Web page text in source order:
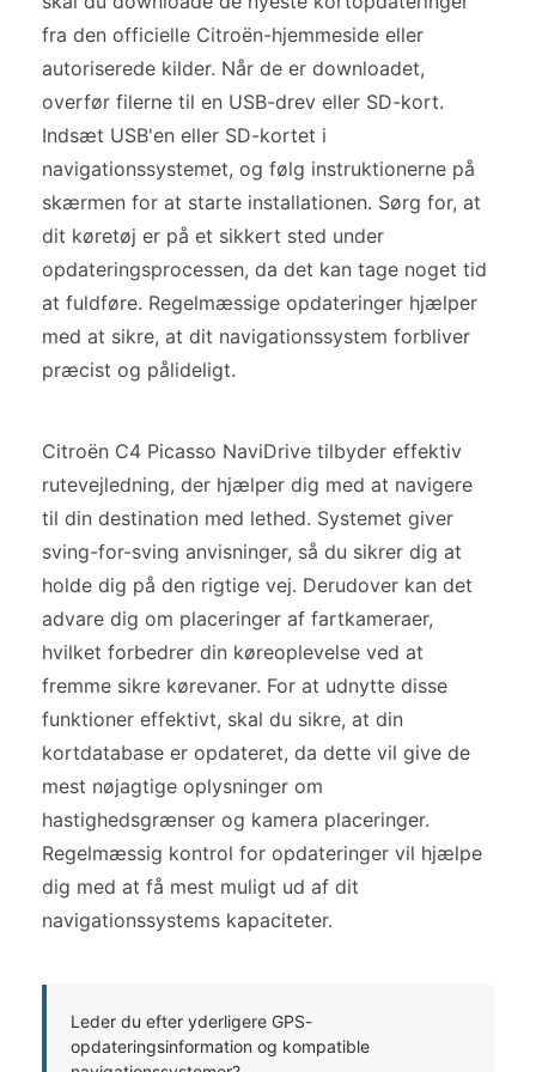
fra den officielle Citroën-hjemmeside eller
autoriserede kilder. Når de er downloadet,
overfør filerne til en USB-drev eller SD-kort.
Indsæt USB'en eller SD-kortet i
navigationssystemet, og følg instruktionerne på
skærmen for at starte installationen. Sørg for, at
dit køretøj er på et sikkert sted under
opdateringsprocessen, da det kan tage noget tid
at fuldføre. Regelmæssige opdateringer hjælper
med at sikre, at dit navigationssystem forbliver
præcist og pålideligt.
Citroën C4 Picasso NaviDrive tilbyder effektiv
rutevejledning, der hjælper dig med at navigere
til din destination med lethed. Systemet giver
sving-for-sving anvisninger, så du sikrer dig at
holde dig på den rigtige vej. Derudover kan det
advare dig om placeringer af fartkameraer,
hvilket forbedrer din køreoplevelse ved at
fremme sikre kørevaner. For at udnytte disse
funktioner effektivt, skal du sikre, at din
kortdatabase er opdateret, da dette vil give de
mest nøjagtige oplysninger om
hastighedsgrænser og kamera placeringer.
Regelmæssig kontrol for opdateringer vil hjælpe
dig med at få mest muligt ud af dit
navigationssystems kapaciteter.
Leder du efter yderligere GPS-
opdateringsinformation og kompatible